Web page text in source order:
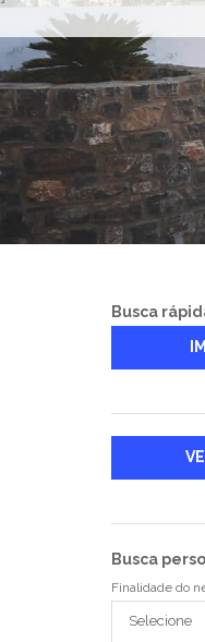
Busca
Busca
Finalidade do
Selecione